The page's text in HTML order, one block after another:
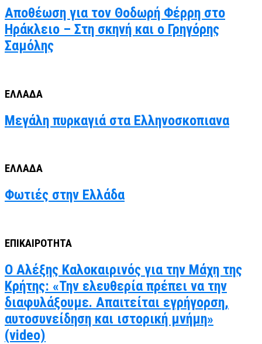
Αποθέωση για τον Θοδωρή Φέρρη στο
Ηράκλειο – Στη σκηνή και ο Γρηγόρης
Σαμόλης
ΕΛΛΑΔΑ
Μεγάλη πυρκαγιά στα Ελληνοσκοπιανα
ΕΛΛΑΔΑ
Φωτιές στην Ελλάδα
ΕΠΙΚΑΙΡΟΤΗΤΑ
Ο Αλέξης Καλοκαιρινός για την Μάχη της
Κρήτης: «Την ελευθερία πρέπει να την
διαφυλάξουμε. Απαιτείται εγρήγορση,
αυτοσυνείδηση και ιστορική μνήμη»
(video)